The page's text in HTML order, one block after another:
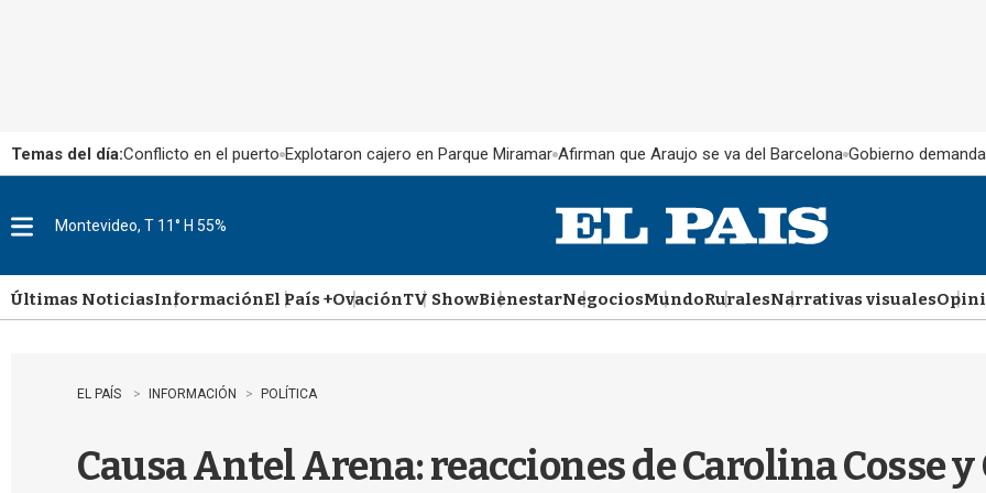
Temas del día:Conflicto en el puerto Explotaron cajero en Parque Miramar Afirman que Araujo se va del Barcelona Gobierno
u
Montevideo, T 11° H 55%
Últimas NoticiasInformaciónEl País +OvaciónTV ShowBienestarNegociosMundoRuralesNarrativas visuales
EL PAÍS INFORMACIÓN POLÍTICA
Causa Antel Arena: reacciones de Carolina Cosse